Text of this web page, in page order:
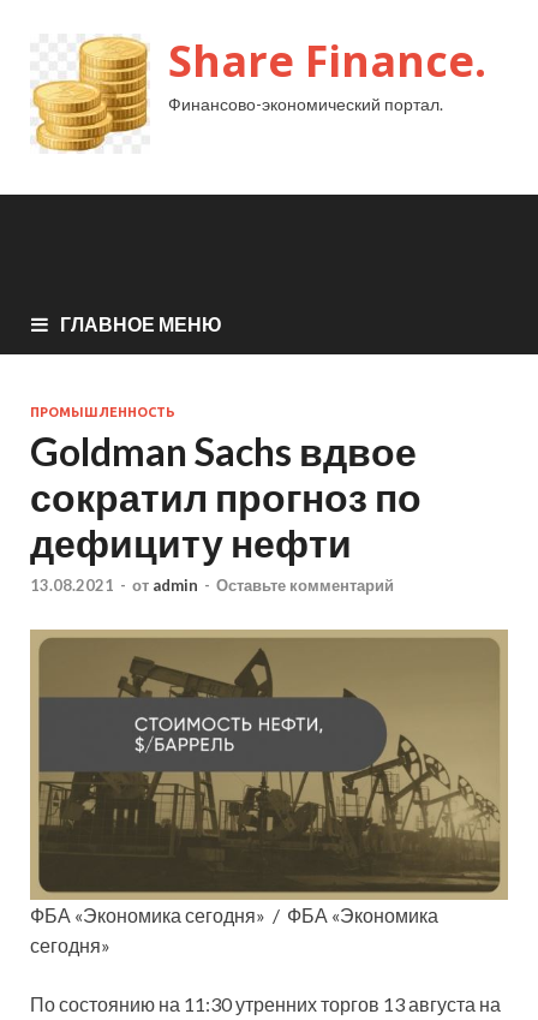
Share Finance.
Финансово-экономический портал.
ГЛАВНОЕ МЕНЮ
ПРОМЫШЛЕННОСТЬ
Goldman Sachs вдвое
сократил прогноз по
дефициту нефти
13.08.2021 - от admin - Оставьте комментарий
ФБА «Экономика сегодня» / ФБА «Экономика
сегодня»
По состоянию на 11:30 утреннихторгов 13 августа на